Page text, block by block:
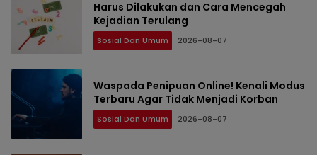
Harus Dilakukan dan Cara Mencegah
Kejadian Terulang
Sosial Dan Umum 2026-08-07
Waspada Penipuan Online! Kenali Modus
Terbaru Agar Tidak Menjadi Korban
Sosial Dan Umum 2026-08-07